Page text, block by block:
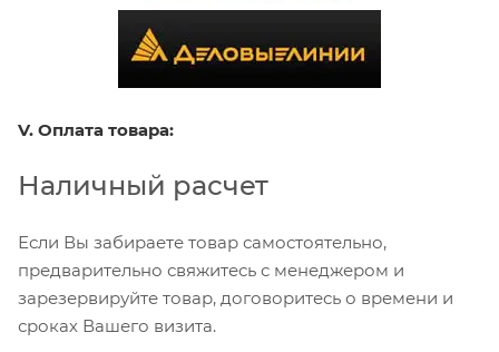
V. Оплата товара:
Наличный расчет
Если Вы забираете товар самостоятельно,
предварительно свяжитесь с менеджером и
зарезервируйте товар, договоритесь о времени и
сроках Вашего визита.